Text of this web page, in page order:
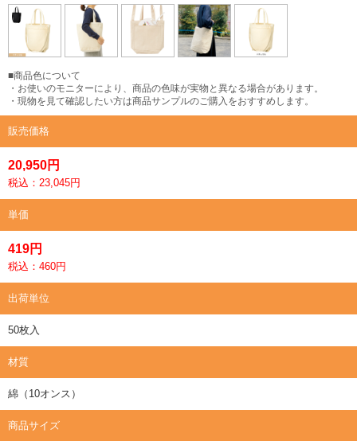
■商品色について
・お使いのモニターにより、商品の色味が実物と異なる場合があります。
・現物を見て確認したい方は商品サンプルのご購入をおすすめします。
販売価格
20,950円
税込：23,045円
単価
419円
税込：460円
出荷単位
50枚入
材質
綿（10オンス）
商品サイズ